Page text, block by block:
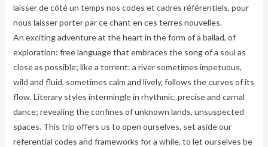
laisser de côté un temps nos codes et cadres référentiels, pour
nous laisser porter par ce chant en ces terres nouvelles.
An exciting adventure at the heart in the form of a ballad, of
exploration: free language that embraces the song of a soul as
close as possible; like a torrent: a river sometimes impetuous,
wild and fluid, sometimes calm and lively, follows the curves of its
flow. Literary styles intermingle in rhythmic, precise and carnal
dance; revealing the confines of unknown lands, unsuspected
spaces. This trip offers us to open ourselves, set aside our
referential codes and frameworks for a while, to let ourselves be